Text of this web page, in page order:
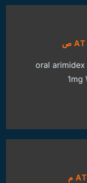
oral arimidex
1mg